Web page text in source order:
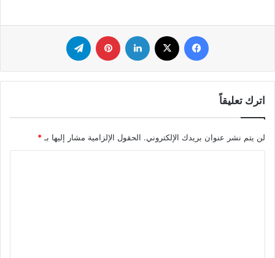
اترك تعليقاً
لن يتم نشر عنوان بريدك الإلكتروني. الحقول الإلزامية مشار إليها بـ *